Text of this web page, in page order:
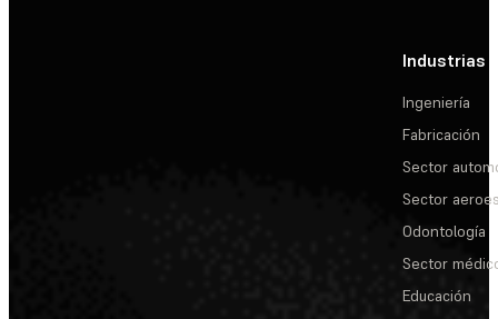
Industrias
Ingeniería
Fabricación
Sector
Sector
Odontología
Sector
Educación